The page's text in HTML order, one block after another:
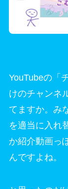
YouTubeの「
けのチャンネ
てますか。み
を適当に入れ
か紹介動画っ
んですよね。